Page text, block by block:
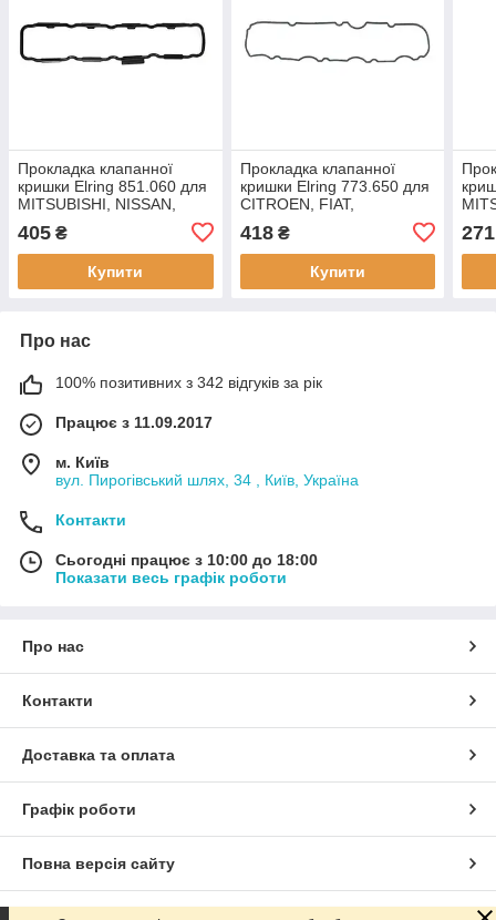
Прокладка клапанної
кришки Elring 851.060 для
MITSUBISHI, NISSAN,
OPEL, RENAULT, SUZUKI,
VOLVO,
405 ₴
Купити
Прокладка клапанної
кришки Elring 773.650 для
CITROEN, FIAT,
418₴
Купити
271
Про нас
100% позитивних з 342 відгуків за рік
Працює з 11.09.2017
м. Київ
вул. Пирогівський шлях, 34 , Київ, Україна
Контакти
Сьогодні працює з 10:00 до 18:00
Показати весь графік роботи
Про нас
Контакти
Доставка та оплата
Графік роботи
Повна версія сайту